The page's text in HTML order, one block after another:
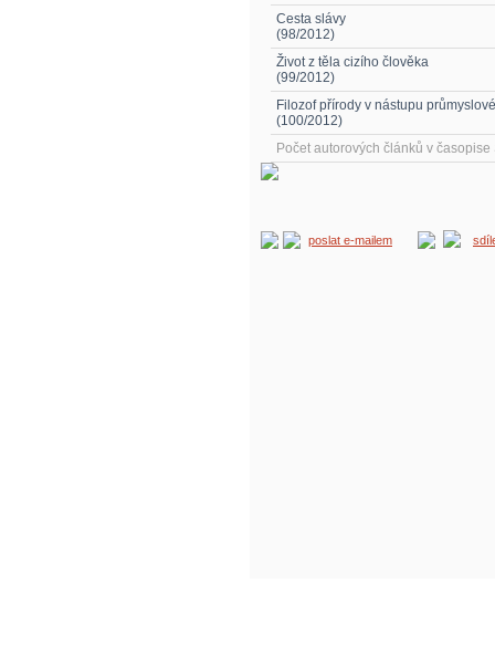
Cesta slávy
(98/2012)
Život z těla cizího člověka
(99/2012)
Filozof přírody v nástupu
(100/2012)
Počet autorových článků v časopise
poslat e-mailem